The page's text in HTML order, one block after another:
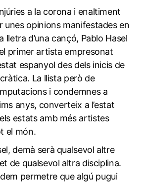
a la corona i enaltiment
unes opinions manifestades en
lletra d’una cançó, Pablo Hasel
primer artista empresonat
espanyol des dels inicis de
La llista però de
i condemnes a
anys, converteix a l’estat
estats amb més artistes
el món.
demà serà qualsevol altre
de qualsevol altra disciplina.
permetre que algú pugui